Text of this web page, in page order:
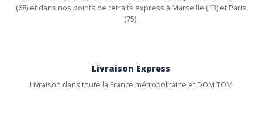
(68) et dans nos points de retraits express à Marseille (13) et Paris
(75).
Livraison Express
Livraison dans toute la France métropolitaine et DOM TOM